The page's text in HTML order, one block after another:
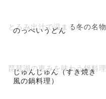
のっぺいうどん
とろみ出汁で温まる冬の名物
じゅんじゅん（すき焼き
風の鍋料理）
琵琶湖の恵みを味わう鍋料理